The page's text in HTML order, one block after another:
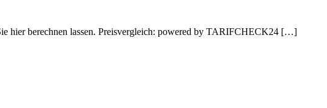
hier berechnen lassen. Preisvergleich: powered by TARIFCHECK24 […]